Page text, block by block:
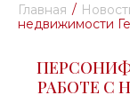
Главная
недвижимости
РАБОТЕ С